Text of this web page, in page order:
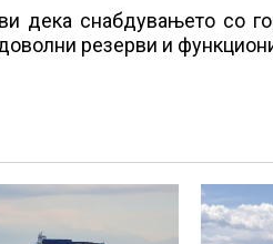
дека снабдувањето со
резерви и